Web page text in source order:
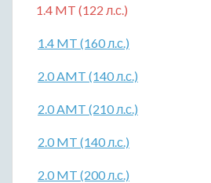
1.4 MT (122 л.с.)
1.4 MT (160 л.с.)
2.0 AMT (140 л.с.)
2.0 AMT (210 л.с.)
2.0 MT (140 л.с.)
2.0 MT (200 л.с.)